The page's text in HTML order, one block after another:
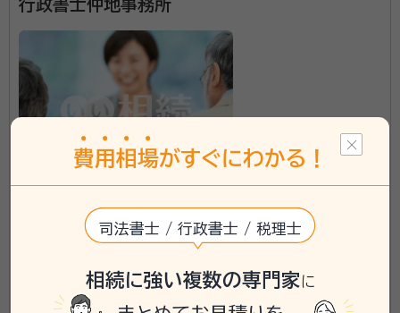
行政書士仲地事務所
沖縄県に対応可能
浦添前田駅から車で8分
沖縄県浦添市伊祖２－２８－１
\「いい相続」にてご相談を承ります/
費用 相場がすぐにわかる！
司法書士 / 行政書士 / 税理士
相続に強い複数の専門家に